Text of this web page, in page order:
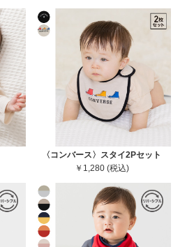
〈コンバース〉スタイ2Pセット
￥1,280 (税込)